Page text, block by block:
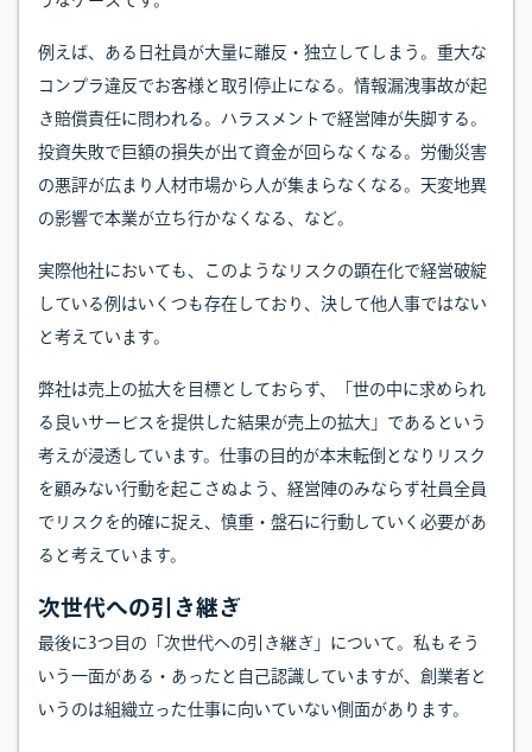
例えば、ある日社員が大量に離反・独立してしまう。重大な
コンプラ違反でお客様と取引停止になる。情報漏洩事故が起
き賠償責任に問われる。ハラスメントで経営陣が失脚する。
投資失敗で巨額の損失が出て資金が回らなくなる。労働災害
の悪評が広まり人材市場から人が集まらなくなる。天変地異
の影響で本業が立ち行かなくなる、など。
実際他社においても、このようなリスクの顕在化で経営破綻
している例はいくつも存在しており、決して他人事ではない
と考えています。
弊社は売上の拡大を目標としておらず、「世の中に求められ
る良いサービスを提供した結果が売上の拡大」であるという
考えが浸透しています。仕事の目的が本末転倒となりリスク
を顧みない行動を起こさぬよう、経営陣のみならず社員全員
でリスクを的確に捉え、慎重・盤石に行動していく必要があ
ると考えています。
次世代への引き継ぎ
最後に3つ目の「次世代への引き継ぎ」について。私もそう
いう一面がある・あったと自己認識していますが、創業者と
いうのは組織立った仕事に向いていない側面があります。